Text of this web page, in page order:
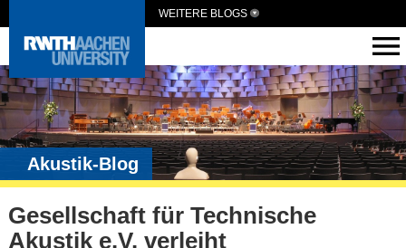
WEITERE BLOGS
Akustik-Blog
Gesellschaft für Technische
Akustik e.V. verleiht